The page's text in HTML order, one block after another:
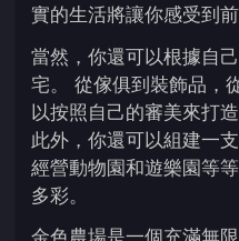
實的生活將讓你感受到
當然，你還可以根據自
宅。 從傢俱到裝飾品，
以按照自己的審美來打
此外，你還可以組建一
經營動物園和遊樂園等
多彩。